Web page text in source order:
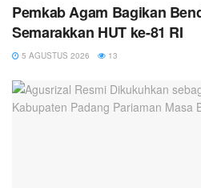
Pemkab Agam Bagikan
Semarakkan HUT ke-81 RI
5 AGUSTUS 2026 13